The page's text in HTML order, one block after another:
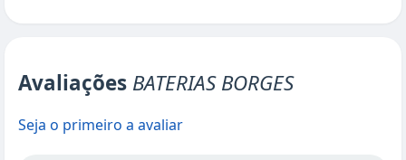
Avaliações BATERIAS BORGES
Seja o primeiro a avaliar